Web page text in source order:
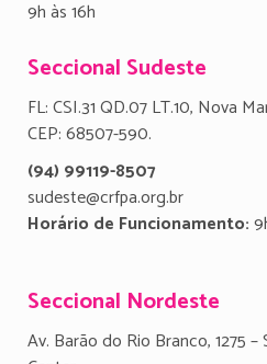
9h às 16h
Seccional Sudeste
FL: CSI.31 QD.07 LT.10, Nova
CEP: 68507-590.
(94) 99119-8507
sudeste@crfpa.org.br
Horário de Funcionamento:
Seccional Nordeste
Av. Barão do Rio Branco, 1275